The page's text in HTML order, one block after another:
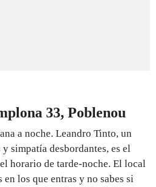
33, Poblenou
a noche. Leandro Tinto, un
simpatía desbordantes, es el
horario de tarde-noche. El local
en los que entras y no sabes si